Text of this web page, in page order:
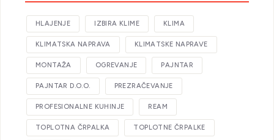
HLAJENJE IZBIRA KLIME KLIMA
KLIMATSKA NAPRAVA KLIMATSKE NAPRAVE
MONTAŽA OGREVANJE PAJNTAR
PAJNTAR D.O.O. PREZRAČEVANJE
PROFESIONALNE KUHINJE REAM
TOPLOTNA ČRPALKA TOPLOTNE ČRPALKE